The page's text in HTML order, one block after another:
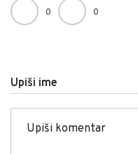
0 0
Upiši ime